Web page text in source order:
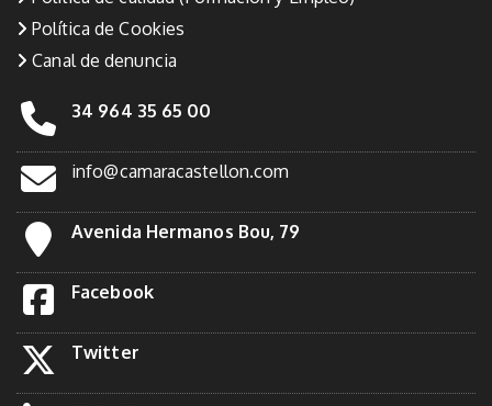
Política de Cookies
Canal de denuncia
34 964 35 65 00
info@camaracastellon.com
Avenida Hermanos Bou, 79
Facebook
Twitter